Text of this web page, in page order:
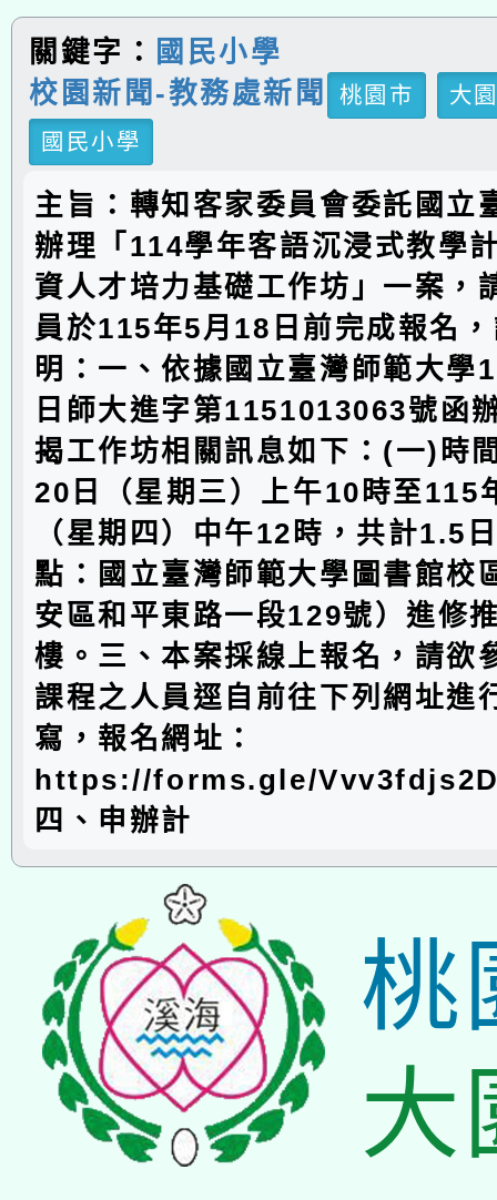
關鍵字：
國民小學
校園新聞-教務處新聞
桃園市
大
國民小學
主旨：轉知客家委員會委託國立
辦理「114學年客語沉浸式教學
資人才培力基礎工作坊」一案，
員於115年5月18日前完成報名
明：一、依據國立臺灣師範大學
日師大進字第1151013063號函
揭工作坊相關訊息如下：(一)時
20日（星期三）上午10時至115
（星期四）中午12時，共計1.5
點：國立臺灣師範大學圖書館校
安區和平東路一段129號）進修
樓。三、本案採線上報名，請欲
課程之人員逕自前往下列網址進
寫，報名網址：
https://forms.gle/
四、申辦計
桃
大